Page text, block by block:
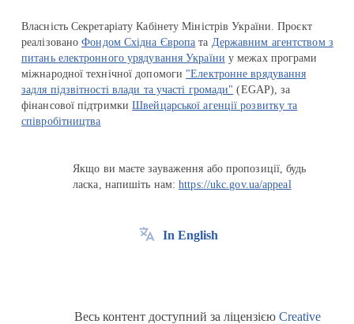
Власність Секретаріату Кабінету Міністрів України. Проєкт
реалізованоФондом Східна Європа та Державним агентством з
питань електронного урядування України у межах програми
міжнародної технічної допомоги "Електронне врядування
задля підзвітності влади та участі громади" (EGAP), за
фінансової підтримкиШвейцарської агенції розвитку та
співробітництва
Якщо ви маєте зауваження або пропозиції, будь
ласка, напишіть нам:https://ukc.gov.ua/appeal
In English
Весь контент доступний за ліцензією Creative